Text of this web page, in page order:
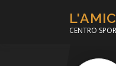
CENTRO